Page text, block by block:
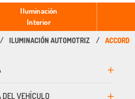
Depósito en efectivo o Cheque y
Transferencia.
Iluminación
Interior
ILUMINACIÓN AUTOMOTRIZ ACCORD
DEL VEHÍCULO